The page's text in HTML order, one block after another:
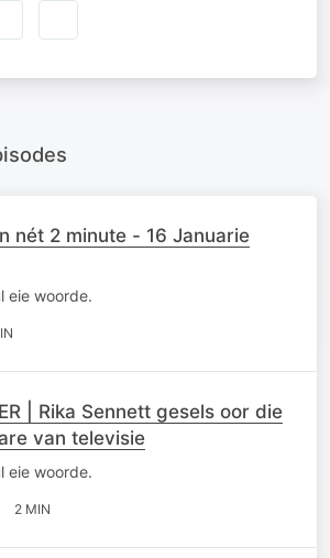
nét 2 minute - 16 Januarie
eie woorde.
| Rika Sennett gesels oor die
van televisie
eie woorde.
2 MIN